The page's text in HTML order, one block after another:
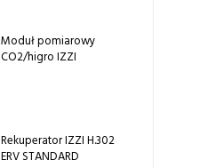
Moduł pomiarowy
CO2/higro IZZI
Rekuperator IZZI H.302
ERV STANDARD